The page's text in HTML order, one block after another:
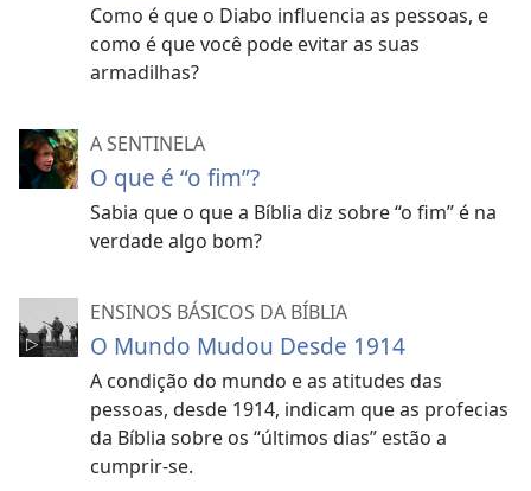
Como é que o Diabo influencia as pessoas, e
como é que você pode evitar as suas
armadilhas?
A SENTINELA
O que é “o fim”?
Sabia que o que a Bíblia diz sobre “o fim” é na
verdade algo bom?
ENSINOS BÁSICOS DA BÍBLIA
O Mundo Mudou Desde 1914
A condição do mundo e as atitudes das
pessoas, desde 1914, indicam que as profecias
da Bíblia sobre os “últimos dias” estão a
cumprir-se.